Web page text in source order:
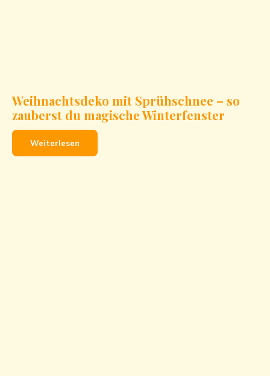
Weihnachtsdeko mit Sprühschnee – so
zauberst du magische Winterfenster
Weiterlesen